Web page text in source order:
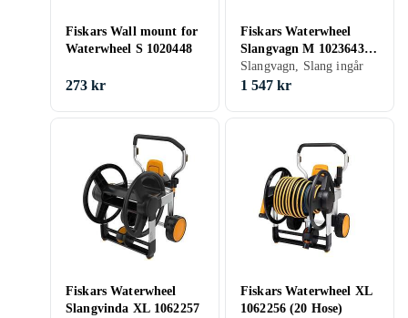
Fiskars Wall mount for
Waterwheel S 1020448
273 kr
Fiskars Waterwheel
Slangvagn M 1023643
(20m Slang)
Slangvagn, Slang ingår
1 547 kr
Fiskars Waterwheel
Slangvinda XL 1062257
Fiskars Waterwheel XL
1062256 (20 Hose)